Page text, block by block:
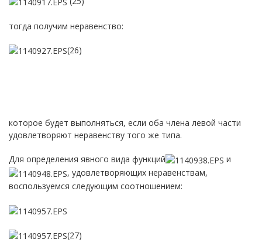
тогда получим неравенство:
(26)
которое будет выполняться, если оба члена левой части
удовлетворяют неравенству того же типа.
Для определения явного вида функций
и
, удовлетворяющих неравенствам,
воспользуемся следующим соотношением:
(27)